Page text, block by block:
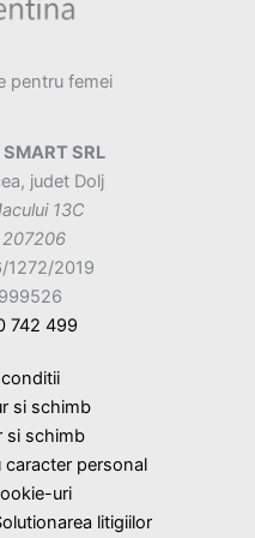
pentru femei
SRL
judet Dolj
13C
1272/2019
742 499
si schimb
si schimb
caracter personal
uri
litigiilor